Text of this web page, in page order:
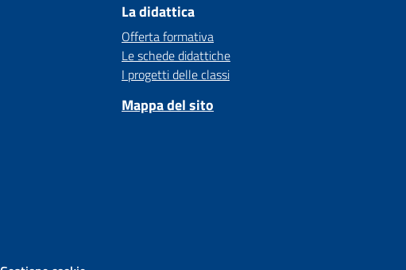
La didattica
Offerta formativa
Le schede didattiche
I progetti delle classi
Mappa del sito